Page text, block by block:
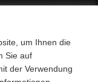
um Ihnen die
Sie auf
der Verwendung